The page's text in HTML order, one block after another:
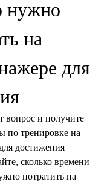
нужно
на
для
вопрос и получите
по тренировке на
достижения
сколько времени
потратить на